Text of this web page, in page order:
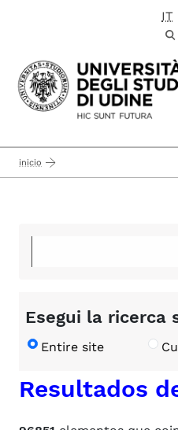
Passa al IT
inicio
Esegui la ricerca
Entire site
Resultados